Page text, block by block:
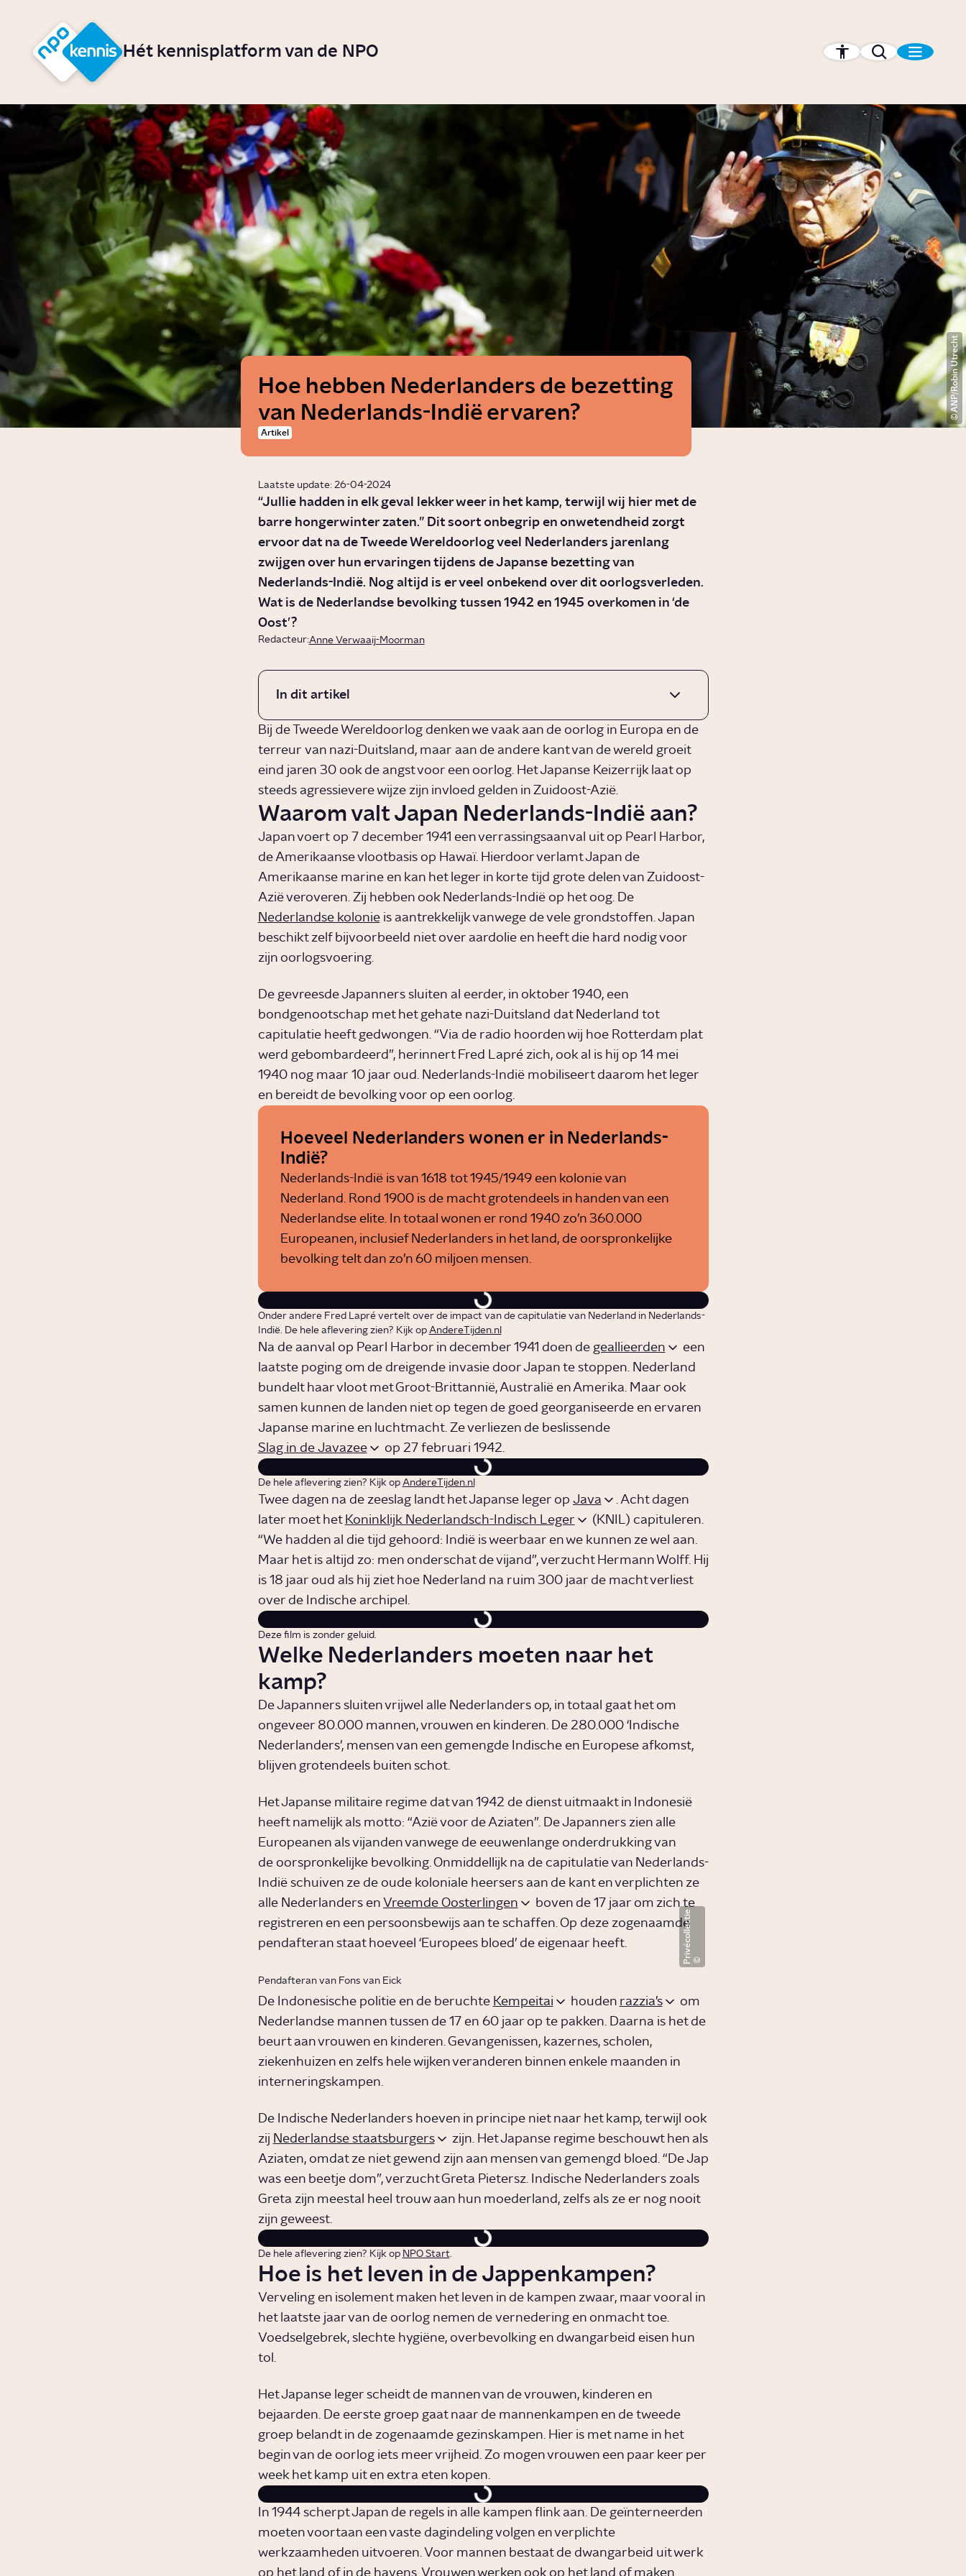
Hét kennisplatform van de NPO
ANP/Robin Utrecht
Hoe hebben Nederlanders de bezetting
van Nederlands-Indië ervaren?
Artikel
Laatste update: 26-04-2024
“Jullie hadden in elk geval lekker weer in het kamp, terwijl wij hier met de
barre hongerwinter zaten.” Dit soort onbegrip en onwetendheid zorgt
ervoor dat na de Tweede Wereldoorlog veel Nederlanders jarenlang
zwijgen over hun ervaringen tijdens de Japanse bezetting van
Nederlands-Indië. Nog altijd is er veel onbekend over dit oorlogsverleden.
Wat is de Nederlandse bevolking tussen 1942 en 1945 overkomen in ‘de
Oost’?
Redacteur:Anne Verwaaij-Moorman
In dit artikel
Bij de Tweede Wereldoorlog denken we vaak aan de oorlog in Europa en de
terreur van nazi-Duitsland, maar aan de andere kant van de wereld groeit
eind jaren 30 ook de angst voor een oorlog. Het Japanse Keizerrijk laat op
steeds agressievere wijze zijn invloed gelden in Zuidoost-Azië.
Waarom valt Japan Nederlands-Indië aan?
Japan voert op 7 december 1941 een verrassingsaanval uit op Pearl Harbor,
de Amerikaanse vlootbasis op Hawaï. Hierdoor verlamt Japan de
Amerikaanse marine en kan het leger in korte tijd grote delen van Zuidoost-
Azië veroveren. Zij hebben ook Nederlands-Indië op het oog. De
Nederlandse kolonieis aantrekkelijk vanwege de vele grondstoffen. Japan
beschikt zelf bijvoorbeeld niet over aardolie en heeft die hard nodig voor
zijn oorlogsvoering.
De gevreesde Japanners sluiten al eerder, in oktober 1940, een
bondgenootschap met het gehate nazi-Duitsland dat Nederland tot
capitulatie heeft gedwongen. “Via de radio hoorden wij hoe Rotterdam plat
werd gebombardeerd”, herinnert Fred Lapré zich, ook al is hij op 14 mei
1940 nog maar 10 jaar oud. Nederlands-Indië mobiliseert daarom het leger
en bereidt de bevolking voor op een oorlog.
Hoeveel Nederlanders wonen er in Nederlands-
Indië?
Nederlands-Indië is van 1618 tot 1945/1949 een kolonie van
Nederland. Rond 1900 is de macht grotendeels in handen van een
Nederlandse elite. In totaal wonen er rond 1940 zo’n 360.000
Europeanen, inclusief Nederlanders in het land, de oorspronkelijke
bevolking telt dan zo’n 60 miljoen mensen.
Onder andere Fred Lapré vertelt over de impact van de capitulatie van Nederland in Nederlands-
Indië. De hele aflevering zien? Kijk op AndereTijden.nl
Na de aanval op Pearl Harbor in december 1941 doen de geallieerden
een
laatste poging om de dreigende invasie door Japan te stoppen. Nederland
bundelt haar vloot met Groot-Brittannië, Australië en Amerika. Maar ook
samen kunnen de landen niet op tegen de goed georganiseerde en ervaren
Japanse marine en luchtmacht. Ze verliezen de beslissende
Slag in de Javazee
op 27 februari 1942.
De hele aflevering zien? Kijk op AndereTijden.nl
Twee dagen na de zeeslag landt het Japanse leger op Java
. Acht dagen
later moet het Koninklijk Nederlandsch-Indisch Leger
(KNIL) capituleren.
“We hadden al die tijd gehoord: Indië is weerbaar en we kunnen ze wel aan.
Maar het is altijd zo: men onderschat de vijand”, verzucht Hermann Wolff. Hij
is 18 jaar oud als hij ziet hoe Nederland na ruim 300 jaar de macht verliest
over de Indische archipel.
Deze film is zonder geluid.
Welke Nederlanders moeten naar het
kamp?
De Japanners sluiten vrijwel alle Nederlanders op, in totaal gaat het om
ongeveer 80.000 mannen, vrouwen en kinderen. De 280.000 ‘Indische
Nederlanders’, mensen van een gemengde Indische en Europese afkomst,
blijven grotendeels buiten schot.
Het Japanse militaire regime dat van 1942 de dienst uitmaakt in Indonesië
heeft namelijk als motto: “Azië voor de Aziaten”. De Japanners zien alle
Europeanen als vijanden vanwege de eeuwenlange onderdrukking van
de oorspronkelijke bevolking. Onmiddellijk na de capitulatie van Nederlands-
Indië schuiven ze de oude koloniale heersers aan de kant en verplichten ze
alle Nederlanders en Vreemde Oosterlingen
boven de 17 jaar om zich te
registreren en een persoonsbewijs aan te schaffen. Op deze zogenaamde
pendafteran staat hoeveel ‘Europees bloed’ de eigenaar heeft.
Privécollectie
Pendafteran van Fons van Eick
De Indonesische politie en de beruchte Kempeitai houden razzia’s
om
Nederlandse mannen tussen de 17 en 60 jaar op te pakken. Daarna is het de
beurt aan vrouwen en kinderen. Gevangenissen, kazernes, scholen,
ziekenhuizen en zelfs hele wijken veranderen binnen enkele maanden in
interneringskampen.
De Indische Nederlanders hoeven in principe niet naar het kamp, terwijl ook
zij Nederlandse staatsburgers
zijn. Het Japanse regime beschouwt hen als
Aziaten, omdat ze niet gewend zijn aan mensen van gemengd bloed. “De Jap
was een beetje dom”, verzucht Greta Pietersz. Indische Nederlanders zoals
Greta zijn meestal heel trouw aan hun moederland, zelfs als ze er nog nooit
zijn geweest.
De hele aflevering zien? Kijk op NPO Start
Hoe is het leven in de Jappenkampen?
Verveling en isolement maken het leven in de kampen zwaar, maar vooral in
het laatste jaar van de oorlog nemen de vernedering en onmacht toe.
Voedselgebrek, slechte hygiëne, overbevolking en dwangarbeid eisen hun
tol.
Het Japanse leger scheidt de mannen van de vrouwen, kinderen en
bejaarden. De eerste groep gaat naar de mannenkampen en de tweede
groep belandt in de zogenaamde gezinskampen. Hier is met name in het
begin van de oorlog iets meer vrijheid. Zo mogen vrouwen een paar keer per
week het kamp uit en extra eten kopen.
In 1944 scherpt Japan de regels in alle kampen flink aan. De geïnterneerden
moeten voortaan een vaste dagindeling volgen en verplichte
werkzaamheden uitvoeren. Voor mannen bestaat de dwangarbeid uit werk
op het land of in de havens. Vrouwen werken ook op het land of maken